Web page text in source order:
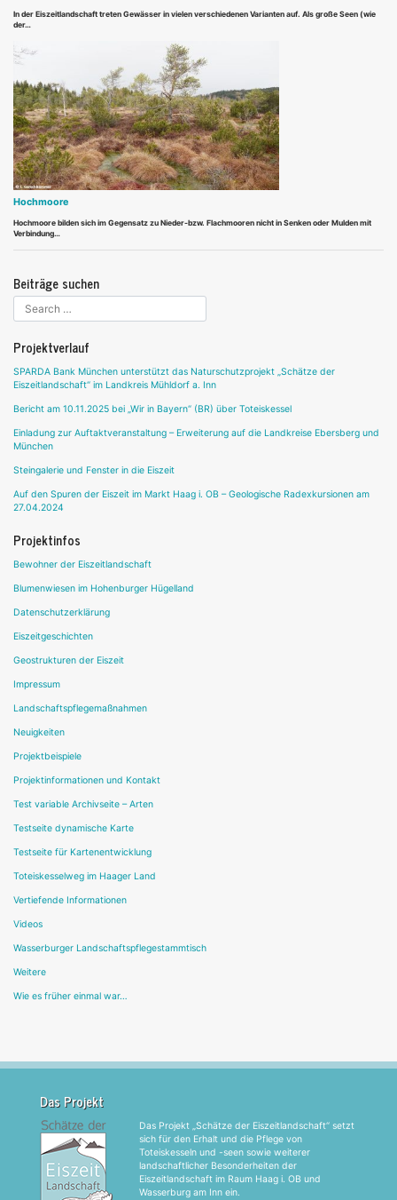
In der Eiszeitlandschaft treten Gewässer in vielen verschiedenen Varianten auf. Als große Seen (wie
der…
Hochmoore
Hochmoore bilden sich im Gegensatz zu Nieder-bzw. Flachmooren nicht in Senken oder Mulden mit
Verbindung…
Beiträge suchen
Projektverlauf
SPARDA Bank München unterstützt das Naturschutzprojekt „Schätze der
Eiszeitlandschaft“ im Landkreis Mühldorf a. Inn
Bericht am 10.11.2025 bei „Wir in Bayern“ (BR) über Toteiskessel
Einladung zur Auftaktveranstaltung – Erweiterung auf die Landkreise Ebersberg und
München
Steingalerie und Fenster in die Eiszeit
Auf den Spuren der Eiszeit im Markt Haag i. OB – Geologische Radexkursionen am
27.04.2024
Projektinfos
Bewohner der Eiszeitlandschaft
Blumenwiesen im Hohenburger Hügelland
Datenschutzerklärung
Eiszeitgeschichten
Geostrukturen der Eiszeit
Impressum
Landschaftspflegemaßnahmen
Neuigkeiten
Projektbeispiele
Projektinformationen und Kontakt
Test variable Archivseite – Arten
Testseite dynamische Karte
Testseite für Kartenentwicklung
Toteiskesselweg im Haager Land
Vertiefende Informationen
Videos
Wasserburger Landschaftspflegestammtisch
Weitere
Wie es früher einmal war…
Das Projekt
Das Projekt „Schätze der Eiszeitlandschaft“ setzt
sich für den Erhalt und die Pflege von
Toteiskesseln und -seen sowie weiterer
landschaftlicher Besonderheiten der
Eiszeitlandschaft im Raum Haag i. OB und
Wasserburg am Inn ein.